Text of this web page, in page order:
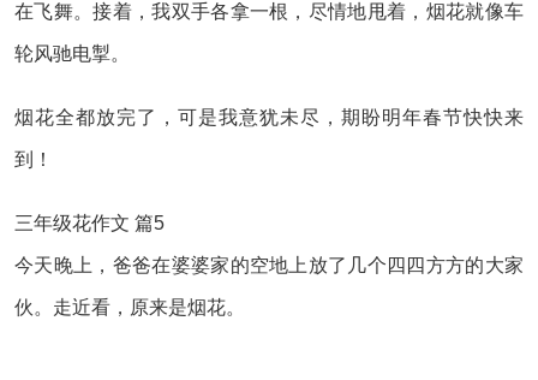
在飞舞。接着，我双手各拿一根，尽情地甩着，烟花就像车
轮风驰电掣。
烟花全都放完了，可是我意犹未尽，期盼明年春节快快来
到！
三年级花作文 篇5
今天晚上，爸爸在婆婆家的空地上放了几个四四方方的大家
伙。走近看，原来是烟花。